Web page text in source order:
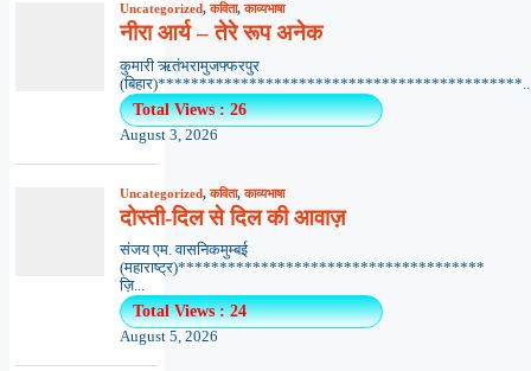
Uncategorized,कविता,काव्यभाषा
नीरा आर्य – तेरे रूप अनेक
कुमारी ऋतंभरामुजफ्फरपुर
Total Views : 26
August 3, 2026
Uncategorized,कविता,काव्यभाषा
दोस्ती-दिल से दिल की आवाज़
संजय एम. वासनिकमुम्बई
(महाराष्ट्र)*************************************
ज़ि...
Total Views : 24
August 5, 2026